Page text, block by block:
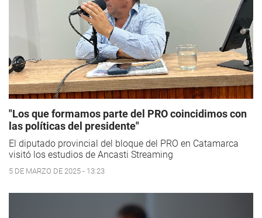
"Los que formamos parte del PRO coincidimos con
las políticas del presidente"
El diputado provincial del bloque del PRO en Catamarca
visitó los estudios de Ancasti Streaming
5 DE MARZO DE 2025 - 13:23